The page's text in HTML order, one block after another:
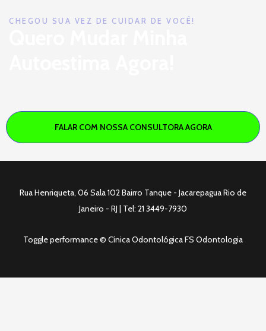
CHEGOU SUA VEZ DE CUIDAR DE VOCÊ!
FALAR COM NOSSA CONSULTORA AGORA
Rua Henriqueta, 06 Sala 102 Bairro Tanque - Jacarepagua Rio de
Janeiro - RJ | Tel: 21 3449-7930
Toggle performance © Cínica Odontológica FS Odontologia